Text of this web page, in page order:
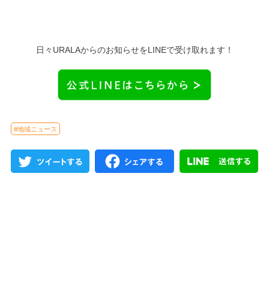
日々URALAからのお知らせをLINEで受け取れます！
#地域ニュース